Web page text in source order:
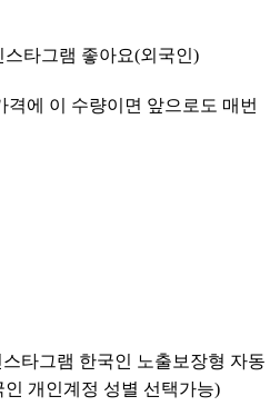
스타그램 좋아요(외국인)
격에 이 수량이면 앞으로도 매번
스타그램 한국인 노출보장형 자동
개인계정 성별 선택가능)